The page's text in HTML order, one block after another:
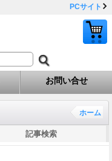
PCサイト
お問い合せ
ホーム
記事検索